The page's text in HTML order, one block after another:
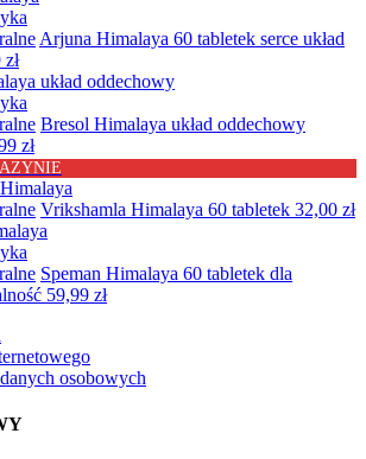
Arjuna Himalaya 60 tabletek serce układ
zł
Bresol Himalaya układ oddechowy
zł
Vrikshamla Himalaya 60 tabletek 32,00 zł
Speman Himalaya 60 tabletek dla
59,99 zł
osobowych